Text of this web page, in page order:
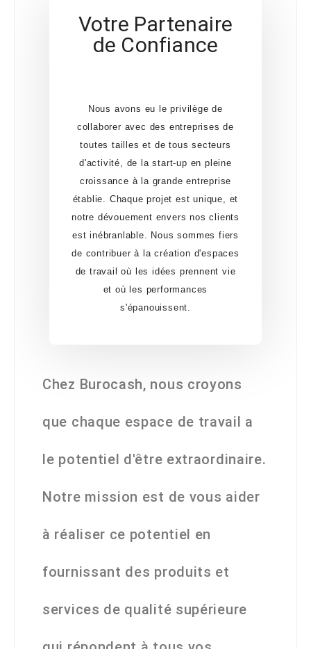
Votre Partenaire
de Confiance
Nous avons eu le privilège de
collaborer avec des entreprises de
toutes tailles et de tous secteurs
d'activité, de la start-up en pleine
croissance à la grande entreprise
établie. Chaque projet est unique, et
notre dévouement envers nos clients
est inébranlable. Nous sommes fiers
de contribuer à la création d'espaces
de travail où les idées prennent vie
et où les performances
s'épanouissent.
Chez Burocash, nous croyons
que chaque espace de travail a
le potentiel d'être extraordinaire.
Notre mission est de vous aider
à réaliser ce potentiel en
fournissant des produits et
services de qualité supérieure